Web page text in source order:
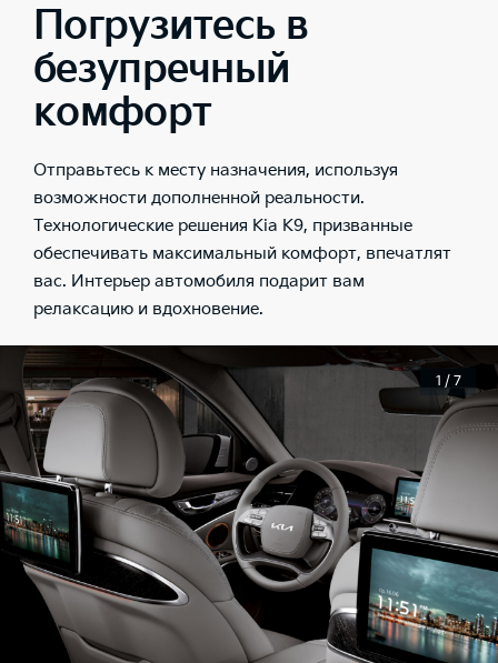
Погрузитесь в
безупречный
комфорт
Отправьтесь к месту назначения, используя
возможности дополненной реальности.
Технологические решения Kia K9, призванные
обеспечивать максимальный комфорт, впечатлят
вас. Интерьер автомобиля подарит вам
релаксацию и вдохновение.
1 / 7